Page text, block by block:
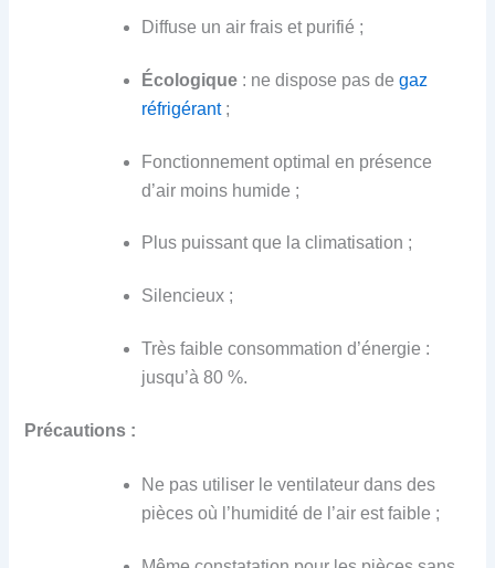
Diffuse un air frais et purifié ;
Écologique : ne dispose pas degaz
réfrigérant;
Fonctionnement optimal en présence
d’air moins humide ;
Plus puissant que la climatisation ;
Silencieux ;
Très faible consommation d’énergie :
jusqu’à 80 %.
Précautions :
Ne pas utiliser le ventilateur dans des
pièces où l’humidité de l’air est faible ;